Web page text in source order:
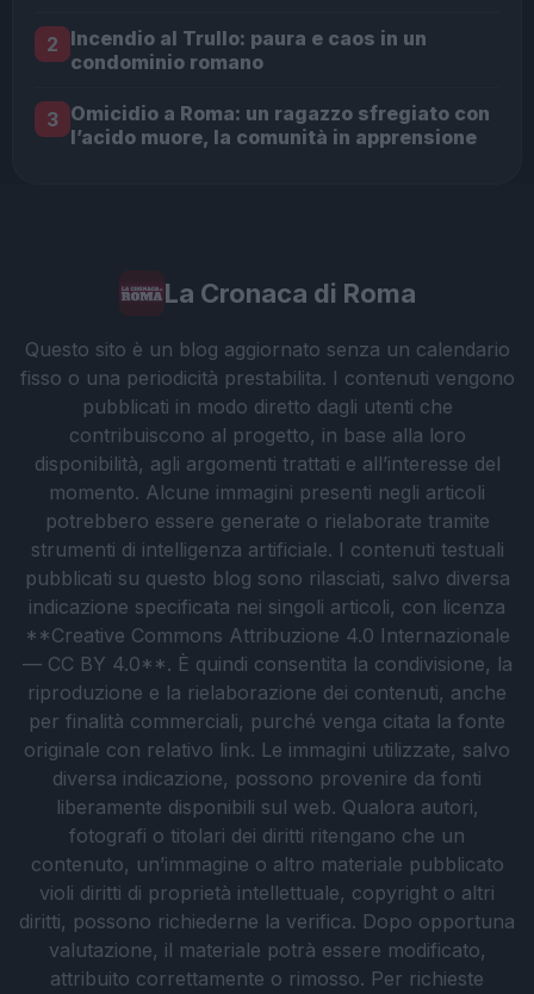
2 Incendio al Trullo: paura e caos in un
condominio romano
3 Omicidio a Roma: un ragazzo sfregiato con
l’acido muore, la comunità in apprensione
La Cronaca di Roma
Questo sito è un blog aggiornato senza un calendario
fisso o una periodicità prestabilita. I contenuti vengono
pubblicati in modo diretto dagli utenti che
contribuiscono al progetto, in base alla loro
disponibilità, agli argomenti trattati e all’interesse del
momento. Alcune immagini presenti negli articoli
potrebbero essere generate o rielaborate tramite
strumenti di intelligenza artificiale. I contenuti testuali
pubblicati su questo blog sono rilasciati, salvo diversa
indicazione specificata nei singoli articoli, con licenza
**Creative Commons Attribuzione 4.0 Internazionale
— CC BY 4.0**. È quindi consentita la condivisione, la
riproduzione e la rielaborazione dei contenuti, anche
per finalità commerciali, purché venga citata la fonte
originale con relativo link. Le immagini utilizzate, salvo
diversa indicazione, possono provenire da fonti
liberamente disponibili sul web. Qualora autori,
fotografi o titolari dei diritti ritengano che un
contenuto, un’immagine o altro materiale pubblicato
violi diritti di proprietà intellettuale, copyright o altri
diritti, possono richiederne la verifica. Dopo opportuna
valutazione, il materiale potrà essere modificato,
attribuito correttamente o rimosso. Per richieste